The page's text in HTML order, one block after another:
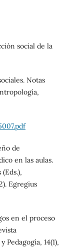
social de la
Notas
de
en las aulas.
Egregius
en el proceso
14(1),